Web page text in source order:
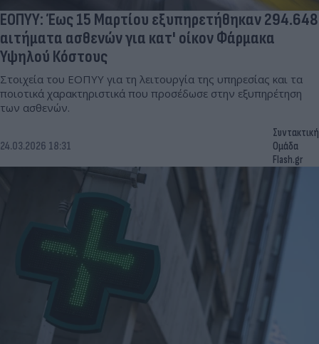
ΕΟΠΥΥ: Έως 15 Μαρτίου εξυπηρετήθηκαν 294.648
αιτήματα ασθενών για κατ' οίκον Φάρμακα
Υψηλού Κόστους
Στοιχεία του ΕΟΠΥΥ για τη λειτουργία της υπηρεσίας και τα
ποιοτικά χαρακτηριστικά που προσέδωσε στην εξυπηρέτηση
των ασθενών.
24.03.2026 18:31
Συντακτική
Ομάδα
Flash.gr